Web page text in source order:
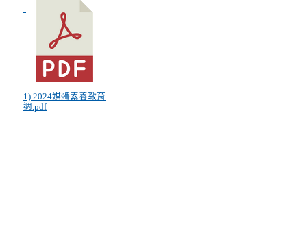
1) 2024媒體素養教育
週.pdf